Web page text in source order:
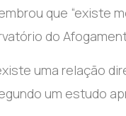
que “existe
do
uma relação
um estudo